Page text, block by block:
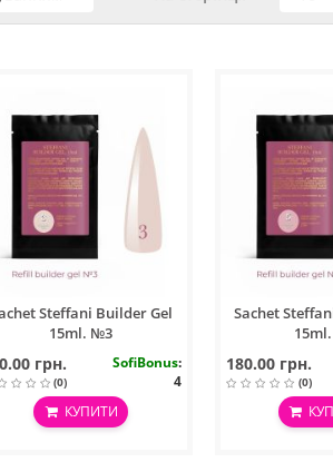
Steffani Builder Gel
15ml. №3
грн.
(0)
SofiBonus:
4
КУПИТИ
Sachet
180.00 грн.
(0)